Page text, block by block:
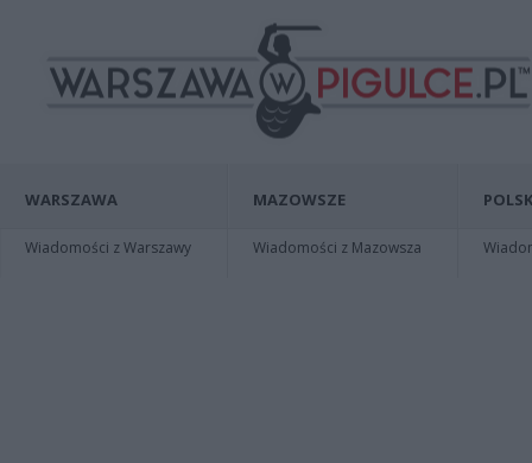
WARSZAWA
Wiadomości z Warszawy
MAZOWSZE
Wiadomości z Mazowsza